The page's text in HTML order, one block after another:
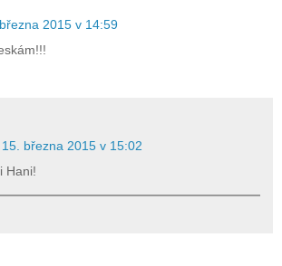
2015 v 14:59
15. března 2015 v 15:02
Hani!